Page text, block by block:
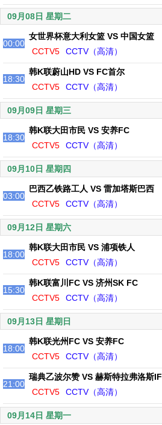
09月08日 星期二
00:00
女世界杯意大利女篮 VS 中国女篮
CCTV5
CCTV（高清）
18:30
韩K联蔚山HD VS FC首尔
CCTV5
CCTV（高清）
09月09日 星期三
18:30
韩K联大田市民 VS 安养FC
CCTV5
CCTV（高清）
09月10日 星期四
03:00
巴西乙铁路工人 VS 雷加塔斯巴西
CCTV5
CCTV（高清）
09月12日 星期六
18:00
韩K联大田市民 VS 浦项铁人
CCTV5
CCTV（高清）
15:30
韩K联富川FC VS 济州SK FC
CCTV5
CCTV（高清）
09月13日 星期日
18:00
韩K联光州FC VS 安养FC
CCTV5
CCTV（高清）
21:00
瑞典乙波尔赞 VS 赫斯特拉弗洛斯IF
CCTV5
CCTV（高清）
09月14日 星期一